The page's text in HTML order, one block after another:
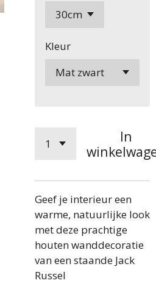
Kleur
In
Geef je interieur een
warme, natuurlijke look
met deze prachtige
houten wanddecoratie
van een staande Jack
Russel